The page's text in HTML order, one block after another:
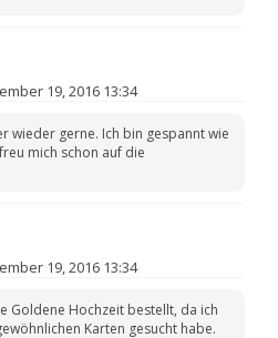
19, 2016 13:34
wieder gerne. Ich bin gespannt wie
mich schon auf die
19, 2016 13:34
Goldene Hochzeit bestellt, da ich
Karten gesucht habe.